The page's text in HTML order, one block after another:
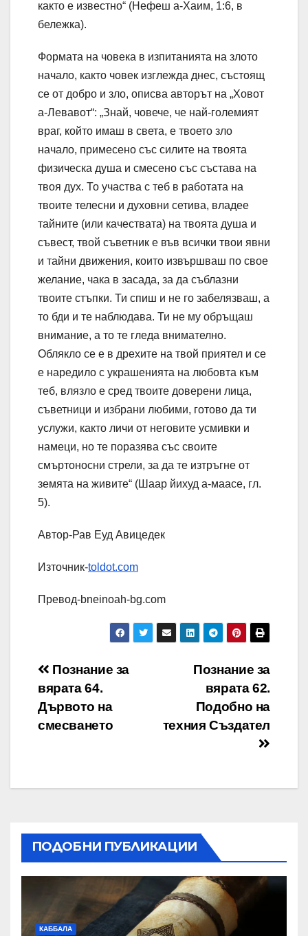
както е известно“ (Нефеш а-Хаим, 1:6, в
бележка).
Формата на човека в изпитанията на злото
начало, както човек изглежда днес, състоящ
се от добро и зло, описва авторът на „Ховот
а-Левавот“: „Знай, човече, че най-големият
враг, който имаш в света, е твоето зло
начало, примесено със силите на твоята
физическа душа и смесено със състава на
твоя дух. То участва с теб в работата на
твоите телесни и духовни сетива, владее
тайните (или качествата) на твоята душа и
съвест, твой съветник е във всички твои явни
и тайни движения, които извършваш по свое
желание, чака в засада, за да съблазни
твоите стъпки. Ти спиш и не го забелязваш, а
то бди и те наблюдава. Ти не му обръщаш
внимание, а то те гледа внимателно.
Облякло се е в дрехите на твой приятел и се
е наредило с украшенията на любовта към
теб, влязло е сред твоите доверени лица,
съветници и избрани любими, готово да ти
услужи, както личи от неговите усмивки и
намеци, но те поразява със своите
смъртоносни стрели, за да те изтръгне от
земята на живите“ (Шаар йихуд а-маасе, гл.
5).
Автор-Рав Еуд Авицедек
Източник-toldot.com
Превод-bneinoah-bg.com
Навигация
Познание за
вярата 62.
Подобно на
техния Създател
Познание за
вярата 64.
Дървото на
смесването
ПОДОБНИ ПУБЛИКАЦИИ
КАББАЛА